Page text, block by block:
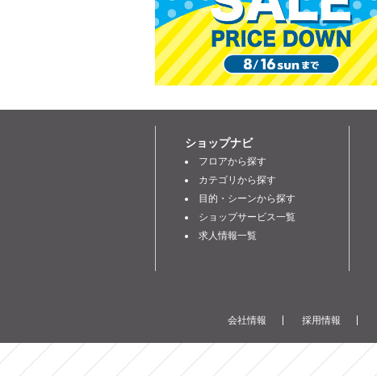
ショップナビ
フロアから探す
カテゴリから探す
目的・シーンから探す
ショップサービス一覧
求人情報一覧
会社情報 採用情報